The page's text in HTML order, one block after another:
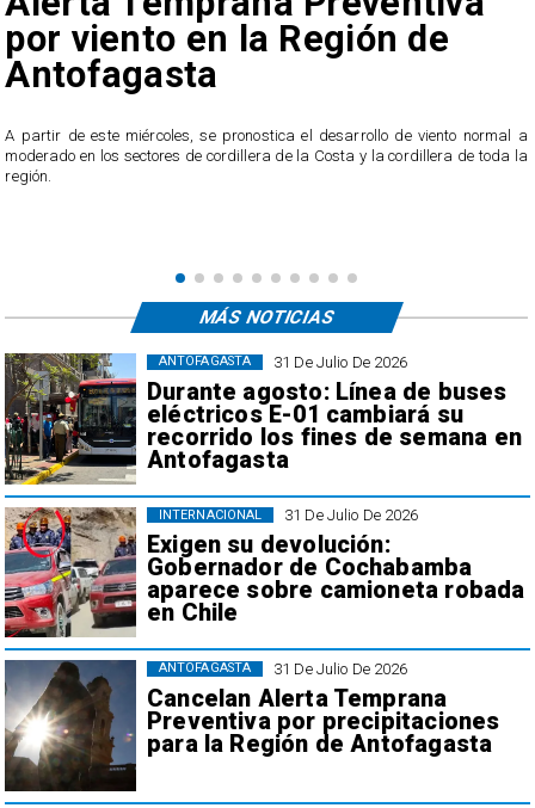
por viento en la Región de
Antofagasta
A partir de este miércoles, se pronostica el desarrollo de viento normal a
moderado en los sectores de cordillera de la Costa y la cordillera de toda la
región.
31 De Julio De 2026
Durante agosto: Línea de buses
eléctricos E-01 cambiará su
recorrido los fines de semana en
Antofagasta
ANTOFAGASTA
31 De Julio De 2026
Exigen su devolución:
Gobernador de Cochabamba
aparece sobre camioneta robada
en Chile
INTERNACIONAL
31 De Julio De 2026
Cancelan Alerta Temprana
Preventiva por precipitaciones
para la Región de Antofagasta
ANTOFAGASTA
MÁS NOTICIAS